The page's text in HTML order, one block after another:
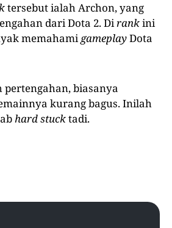
tersebut ialah Archon, yang
dari Dota 2. Dirankini
memahamigameplayDota
pertengahan, biasanya
kurang bagus. Inilah
hard stucktadi.